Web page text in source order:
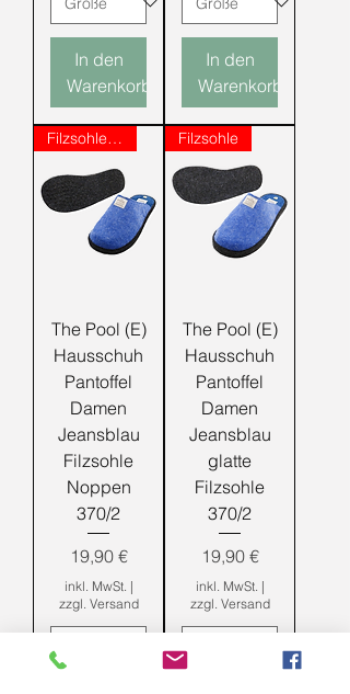
In den
Warenkorb
In den
Warenkorb
Filzsohle mit Noppen
The Pool (E)
Hausschuh
Pantoffel
Damen
Jeansblau
Filzsohle
Noppen
370/2
Preis
19,90 €
inkl. MwSt. |
zzgl. Versand
Filzsohle
The Pool (E)
Hausschuh
Pantoffel
Damen
Jeansblau
glatte
Filzsohle
370/2
Preis
19,90 €
inkl. MwSt. |
zzgl. Versand